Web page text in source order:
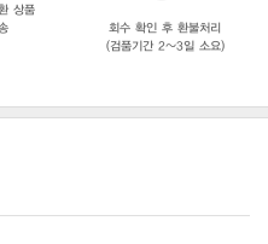
상품
회수 확인 후 환불처리
(검품기간 2~3일 소요)